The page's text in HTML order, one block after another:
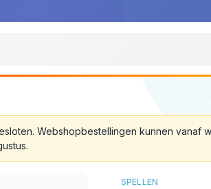
Webshopbestellingen kunnen vanaf
SPELLEN